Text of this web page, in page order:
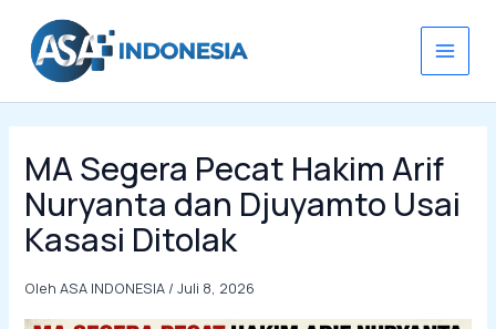
konten
MA Segera Pecat Hakim Arif
Nuryanta dan Djuyamto Usai
Kasasi Ditolak
OlehASA INDONESIA /Juli 8, 2026